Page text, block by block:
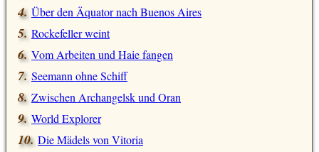
Über den Äquator nach Buenos Aires
Rockefeller weint
Vom Arbeiten und Haie fangen
Seemann ohne Schiff
Zwischen Archangelsk und Oran
World Explorer
Die Mädels von Vitoria